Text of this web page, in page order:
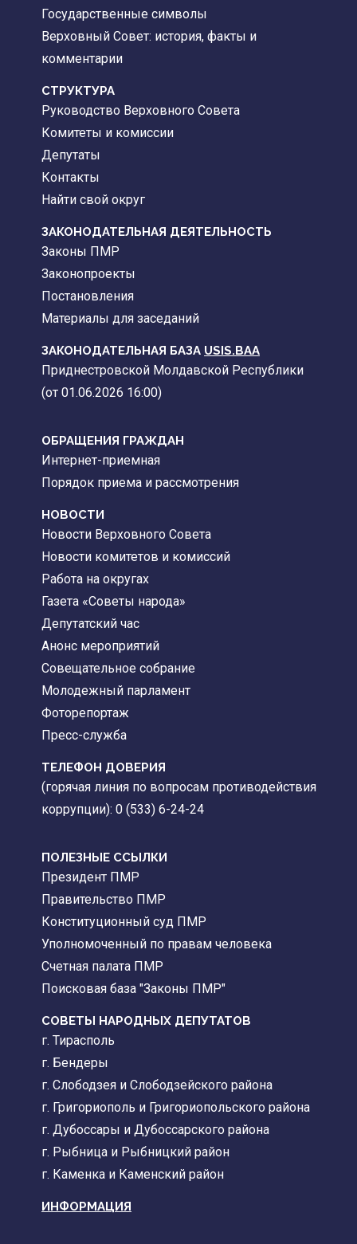
Государственные символы
Верховный Совет: история, факты и
комментарии
CТРУКТУРА
Руководство Верховного Совета
Комитеты и комиссии
Депутаты
Контакты
Найти свой округ
ЗАКОНОДАТЕЛЬНАЯ ДЕЯТЕЛЬНОСТЬ
Законы ПМР
Законопроекты
Постановления
Материалы для заседаний
ЗАКОНОДАТЕЛЬНАЯ БАЗА USIS.BAA
Приднестровской Молдавской Республики
(от 01.06.2026 16:00)
ОБРАЩЕНИЯ ГРАЖДАН
Интернет-приемная
Порядок приема и рассмотрения
НОВОСТИ
Новости Верховного Совета
Новости комитетов и комиссий
Работа на округах
Газета «Советы народа»
Депутатский час
Анонс мероприятий
Совещательное собрание
Молодежный парламент
Фоторепортаж
Пресс-служба
ТЕЛЕФОН ДОВЕРИЯ
(горячая линия по вопросам противодействия
коррупции): 0 (533) 6-24-24
ПОЛЕЗНЫЕ ССЫЛКИ
Президент ПМР
Правительство ПМР
Конституционный суд ПМР
Уполномоченный по правам человека
Счетная палата ПМР
Поисковая база "Законы ПМР"
СОВЕТЫ НАРОДНЫХ ДЕПУТАТОВ
г. Тирасполь
г. Бендеры
г. Слободзея и Слободзейского района
г. Григориополь и Григориопольского района
г. Дубоссары и Дубоссарского района
г. Рыбница и Рыбницкий район
г. Каменка и Каменский район
ИНФОРМАЦИЯ